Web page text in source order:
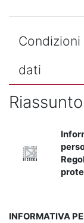
dati
Riassunto
INFORMATIVA